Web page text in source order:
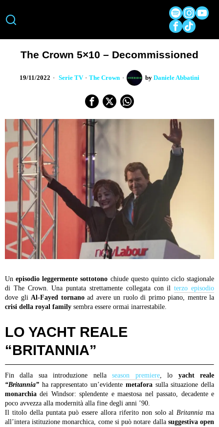
The Crown 5×10 – Decommissioned
19/11/2022 Serie TV · The Crown by Daniele Abbatini
Unepisodio leggermente sottotono chiude questo quinto ciclo stagionale
di The Crown. Una puntata strettamente collegata con ilterzo episodio
dove gli Al-Fayed tornanoad avere un ruolo di primo piano, mentre la
crisi della royal family sembra essere ormai inarrestabile.
LO YACHT REALE
“BRITANNIA”
Fin dalla sua introduzione nellaseason premiere, lo yacht reale
“Britannia” ha rappresentato un’evidente metaforasulla situazione della
monarchia dei Windsor: splendente e maestosa nel passato, decadente e
poco avvezza alla modernità alla fine degli anni ’90.
Il titolo della puntata può essere allora riferito non solo alBritannia ma
all’intera istituzione monarchica, come si può notare dalla suggestiva open